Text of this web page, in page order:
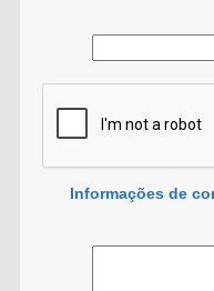
Informações de